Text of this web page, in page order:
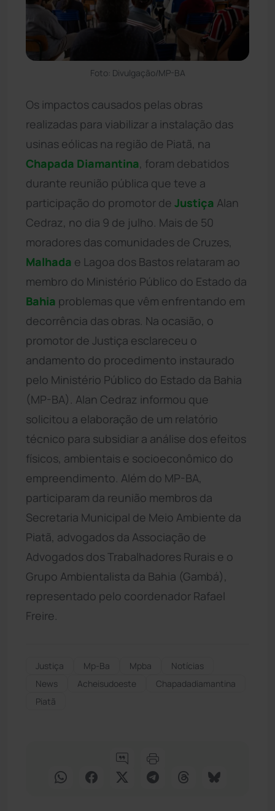
Foto: Divulgação/MP-BA
Os impactos causados pelas obras
realizadas para viabilizar a instalação das
usinas eólicas na região de Piatã, na
Chapada Diamantina, foram debatidos
durante reunião pública que teve a
participação do promotor de Justiça Alan
Cedraz, no dia 9 de julho. Mais de 50
moradores das comunidades de Cruzes,
Malhada e Lagoa dos Bastos relataram ao
membro do Ministério Público do Estado da
Bahia problemas que vêm enfrentando em
decorrência das obras. Na ocasião, o
promotor de Justiça esclareceu o
andamento do procedimento instaurado
pelo Ministério Público do Estado da Bahia
(MP-BA). Alan Cedraz informou que
solicitou a elaboração de um relatório
técnico para subsidiar a análise dos efeitos
físicos, ambientais e socioeconômico do
empreendimento. Além do MP-BA,
participaram da reunião membros da
Secretaria Municipal de Meio Ambiente da
Piatã, advogados da Associação de
Advogados dos Trabalhadores Rurais e o
Grupo Ambientalista da Bahia (Gambá),
representado pelo coordenador Rafael
Freire.
Justiça Mp-Ba Mpba
Notícias
News
Acheisudoeste
Chapadadiamantina
Piatã